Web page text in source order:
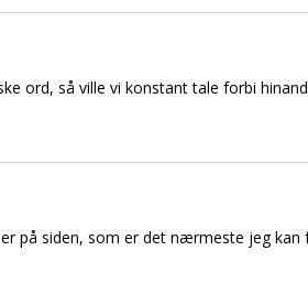
ord, så ville vi konstant tale forbi
på siden, som er det nærmeste jeg